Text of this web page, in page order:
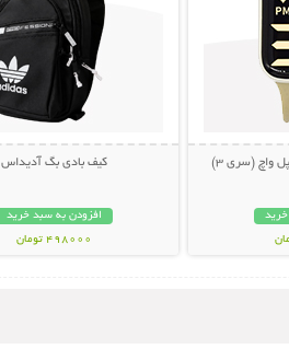
کیف بادی بگ آدیداس
افزودن به سبد خرید
498000 تومان